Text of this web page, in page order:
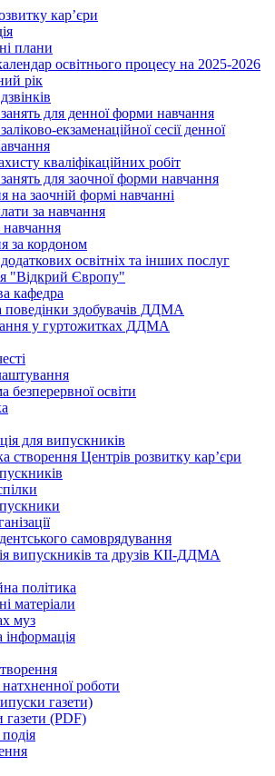
кар’єри
плани
освітнього процесу на 2025-2026
рік
для денної форми навчання
екзаменаційної сесії денної
кваліфікаційних робіт
для заочної форми навчання
на заочній формі навчанні
за навчання
за кордоном
освітніх та інших послуг
"Відкрий Європу"
кафедра
поведінки здобувачів ДДМА
у гуртожитках ДДМА
безперервної освіти
для випускників
створення Центрів розвитку кар’єри
самоврядування
випускників та друзів КІІ-ДДМА
політика
матеріали
муз
інформація
натхненної роботи
газети)
(PDF)